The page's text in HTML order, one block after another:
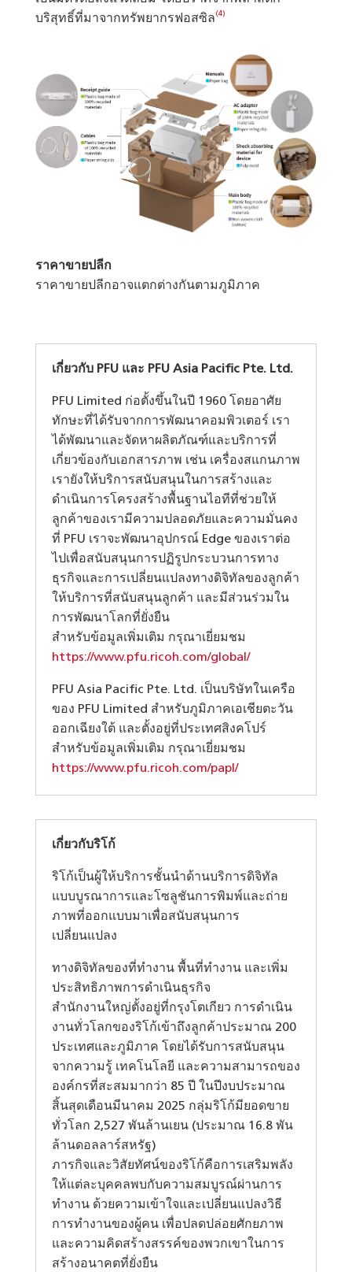
บริสุทธิ์ที่มาจากทรัพยากรฟอสซิล (4)
ราคาขายปลีก
ราคาขายปลีกอาจแตกต่างกันตามภูมิภาค
เกี่ยวกับPFU และ PFU Asia Pacific Pte. Ltd.
PFU Limited ก่อตั้งขึ้นในปี 1960 โดยอาศัย
ทักษะที่ได้รับจากการพัฒนาคอมพิวเตอร์ เรา
ได้พัฒนาและจัดหาผลิตภัณฑ์และบริการที่
เกี่ยวข้องกับเอกสารภาพ เช่น เครื่องสแกนภาพ
เรายังให้บริการสนับสนุนในการสร้างและ
ดำเนินการโครงสร้างพื้นฐานไอทีที่ช่วยให้
ลูกค้าของเรามีความปลอดภัยและความมั่นคง
ที่ PFU เราจะพัฒนาอุปกรณ์ Edge ของเราต่อ
ไปเพื่อสนับสนุนการปฏิรูปกระบวนการทาง
ธุรกิจและการเปลี่ยนแปลงทางดิจิทัลของลูกค้า
ให้บริการที่สนับสนุนลูกค้า และมีส่วนร่วมใน
การพัฒนาโลกที่ยั่งยืน
สำหรับข้อมูลเพิ่มเติม กรุณาเยี่ยมชม
https://www.pfu.ricoh.com/global/
PFU Asia Pacific Pte. Ltd. เป็นบริษัทในเครือ
ของ PFU Limited สำหรับภูมิภาคเอเชียตะวัน
ออกเฉียงใต้ และตั้งอยู่ที่ประเทศสิงคโปร์
สำหรับข้อมูลเพิ่มเติม กรุณาเยี่ยมชม
https://www.pfu.ricoh.com/papl/
เกี่ยวกับริโก้
ริโก้เป็นผู้ให้บริการชั้นนำด้านบริการดิจิทัล
แบบบูรณาการและโซลูชันการพิมพ์และถ่าย
ภาพที่ออกแบบมาเพื่อสนับสนุนการ
เปลี่ยนแปลง
ทางดิจิทัลของที่ทำงาน พื้นที่ทำงาน และเพิ่ม
ประสิทธิภาพการดำเนินธุรกิจ
สำนักงานใหญ่ตั้งอยู่ที่กรุงโตเกียว การดำเนิน
งานทั่วโลกของริโก้เข้าถึงลูกค้าประมาณ 200
ประเทศและภูมิภาค โดยได้รับการสนับสนุน
จากความรู้ เทคโนโลยี และความสามารถของ
องค์กรที่สะสมมากว่า 85 ปี ในปีงบประมาณ
สิ้นสุดเดือนมีนาคม 2025 กลุ่มริโก้มียอดขาย
ทั่วโลก 2,527 พันล้านเยน (ประมาณ 16.8 พัน
ล้านดอลลาร์สหรัฐ)
ภารกิจและวิสัยทัศน์ของริโก้คือการเสริมพลัง
ให้แต่ละบุคคลพบกับความสมบูรณ์ผ่านการ
ทำงาน ด้วยความเข้าใจและเปลี่ยนแปลงวิธี
การทำงานของผู้คน เพื่อปลดปล่อยศักยภาพ
และความคิดสร้างสรรค์ของพวกเขาในการ
สร้างอนาคตที่ยั่งยืน